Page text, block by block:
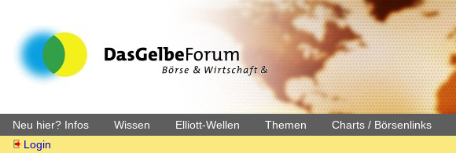
Neu hier? Infos Wissen Elliott-Wellen Themen Charts / Börsenlinks
Login